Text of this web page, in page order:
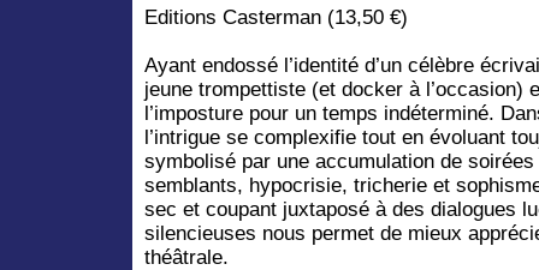
Editions Casterman (13,50 €)
Ayant endossé l’identité d’un célèbre
jeune trompettiste (et docker à l’occasion)
l’imposture pour un temps indéterminé.
l’intrigue se complexifie tout en évoluant
symbolisé par une accumulation de
semblants, hypocrisie, tricherie et
sec et coupant juxtaposé à des dialogues
silencieuses nous permet de mieux
théâtrale.